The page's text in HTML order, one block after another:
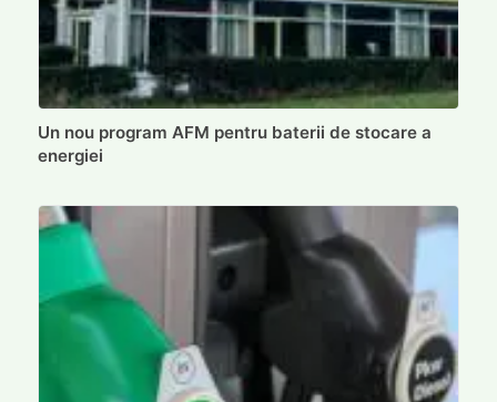
Un nou program AFM pentru baterii de stocare a
energiei